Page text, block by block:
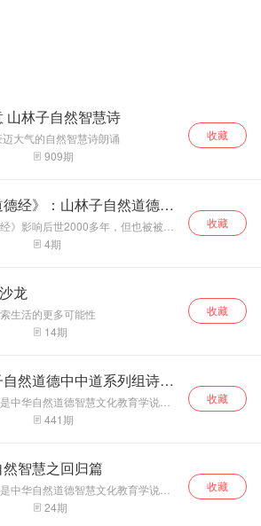
来重新解读《道德
经》，更好地把握
《道德经》的精髓
——《道德经》是
解释的。 山林子先
生系自然道德智慧
学、慧商学、创新
思维、养生学专
家。首倡并践行自
教育智慧、慧商教
育，人生诗意教
育，养生教育，以
自然道德智慧诗词
心身素质！
想教育领域和文化
艺术实践方面，特
别是在“自然智慧
自主创新思维”以
及“自然智慧养生
学”方面有着自己独
到的发现和见解，
出“慧商”；“回归自
然，宇宙无限；回
就是力量，世纪呼
唤智慧教育！”“慧
商就是力量，世纪
念和观点。在世界
上首倡慧商教育、
自然诗意 山林子自然智慧诗
大气的自然智慧诗朗诵
909期
收藏
经》：山林子自然道德智
》影响后世2000多年，但也被被世
年，其中的“无为”等内容，历来争
认为老子思想理论过于消极，其实
智慧教育理念来重新解读《道德
把握《道德经》的精髓——《道德
是用来解释的。 山林子先生系
学、慧商学、创新思维、养生学专
行自然道德智慧教育与教育智慧、
4期
收藏
龙
生活的更多可能性
14期
收藏
自然道德中中道系列组诗》
中华自然道德智慧文化教育学说的
他始终遵循优秀
在适时创新的理念，以马克思主义
究宗旨，以回归人类自然道德本体
兴人类优秀传统自然道德智慧文化
德智慧文化教育为己任，以原创的
诗词、心语和文章传播人类自然道
神，以传播人类先进自然道德智慧
441期
收藏
智慧之回归篇
中华自然道德智慧文化教育学说的
他始终遵循优秀
在适时创新的理念，以马克思主义
24期
收藏